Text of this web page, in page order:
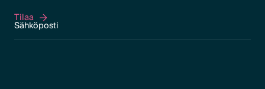
Tilaa
Tilaa